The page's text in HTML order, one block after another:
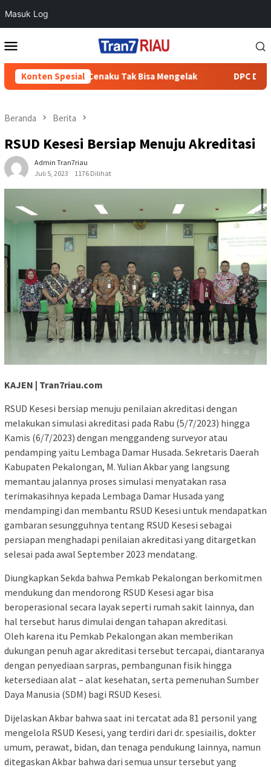
Masuk Log
ke
Mobile
Konten Spesial
Cenaku Tak Bisa Mengelak DPC Demokrat Inhu
Beranda Berita
RSUD Kesesi Bersiap Menuju Akreditasi
Admin Tran7riau
Juli 5, 2023
1176 Dilihat
KAJEN | Tran7riau.com
RSUD Kesesi bersiap menuju penilaian akreditasi dengan
melakukan simulasi akreditasi pada Rabu (5/7/2023) hingga
Kamis (6/7/2023) dengan menggandeng surveyor atau
pendamping yaitu Lembaga Damar Husada. Sekretaris Daerah
Kabupaten Pekalongan, M. Yulian Akbar yang langsung
memantau jalannya proses simulasi menyatakan rasa
terimakasihnya kepada Lembaga Damar Husada yang
mendampingi dan membantu RSUD Kesesi untuk mendapatkan
gambaran sesungguhnya tentang RSUD Kesesi sebagai
persiapan menghadapi penilaian akreditasi yang ditargetkan
selesai pada awal September 2023 mendatang.
Diungkapkan Sekda bahwa Pemkab Pekalongan berkomitmen
mendukung dan mendorong RSUD Kesesi agar bisa
beroperasional secara layak seperti rumah sakit lainnya, dan
hal tersebut harus dimulai dengan tahapan akreditasi.
Oleh karena itu Pemkab Pekalongan akan memberikan
dukungan penuh agar akreditasi tersebut tercapai, diantaranya
dengan penyediaan sarpras, pembangunan fisik hingga
ketersediaan alat – alat kesehatan, serta pemenuhan Sumber
Daya Manusia (SDM) bagi RSUD Kesesi.
Dijelaskan Akbar bahwa saat ini tercatat ada 81 personil yang
mengelola RSUD Kesesi, yang terdiri dari dr. spesiailis, dokter
umum, perawat, bidan, dan tenaga pendukung lainnya, namun
ditegaskan Akbar bahwa dari semua unsur tersebut yang